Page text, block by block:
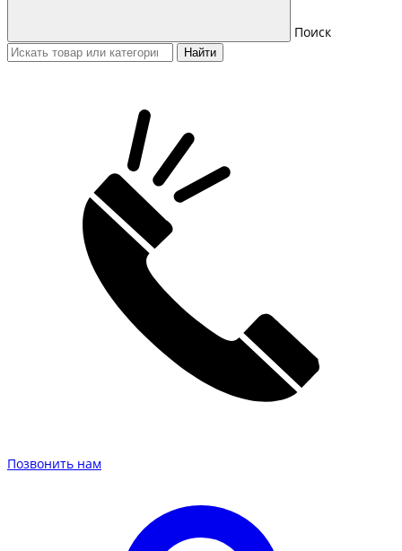
Поиск
Найти
Позвонить нам